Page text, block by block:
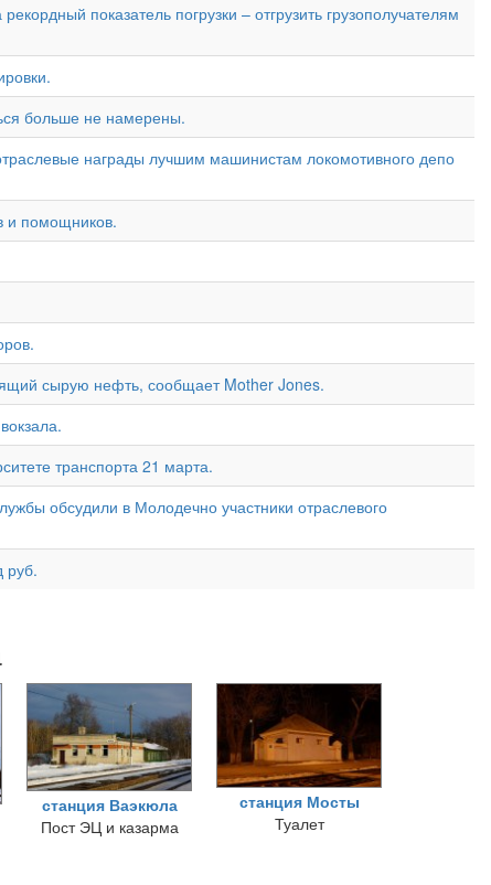
показатель погрузки – отгрузить грузополучателям
больше не намерены.
награды лучшим машинистам локомотивного депо
и помощников.
сырую нефть, сообщает Mother Jones.
транспорта 21 марта.
обсудили в Молодечно участники отраслевого
руб.
станция Ваэкюла
Пост ЭЦ и казарма
станция Мосты
Туалет